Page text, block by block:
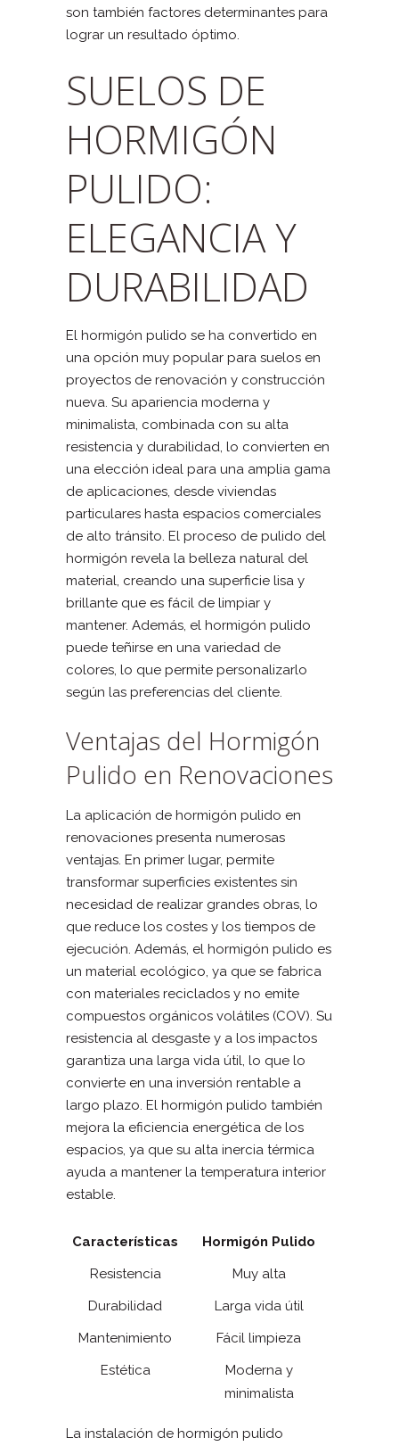
son también factores determinantes para
lograr un resultado óptimo.
SUELOS DE
HORMIGÓN
PULIDO:
ELEGANCIA Y
DURABILIDAD
El hormigón pulido se ha convertido en
una opción muy popular para suelos en
proyectos de renovación y construcción
nueva. Su apariencia moderna y
minimalista, combinada con su alta
resistencia y durabilidad, lo convierten en
una elección ideal para una amplia gama
de aplicaciones, desde viviendas
particulares hasta espacios comerciales
de alto tránsito. El proceso de pulido del
hormigón revela la belleza natural del
material, creando una superficie lisa y
brillante que es fácil de limpiar y
mantener. Además, el hormigón pulido
puede teñirse en una variedad de
colores, lo que permite personalizarlo
según las preferencias del cliente.
Ventajas del Hormigón
Pulido en Renovaciones
La aplicación de hormigón pulido en
renovaciones presenta numerosas
ventajas. En primer lugar, permite
transformar superficies existentes sin
necesidad de realizar grandes obras, lo
que reduce los costes y los tiempos de
ejecución. Además, el hormigón pulido es
un material ecológico, ya que se fabrica
con materiales reciclados y no emite
compuestos orgánicos volátiles (COV). Su
resistencia al desgaste y a los impactos
garantiza una larga vida útil, lo que lo
convierte en una inversión rentable a
largo plazo. El hormigón pulido también
mejora la eficiencia energética de los
espacios, ya que su alta inercia térmica
ayuda a mantener la temperatura interior
estable.
Características
Hormigón Pulido
Resistencia
Muy alta
Durabilidad
Larga vida útil
Mantenimiento
Fácil limpieza
Estética
Moderna y
minimalista
La instalación de hormigón pulido